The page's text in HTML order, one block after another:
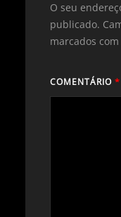
O seu
publicado.
marcados com
COMENTÁRIO *